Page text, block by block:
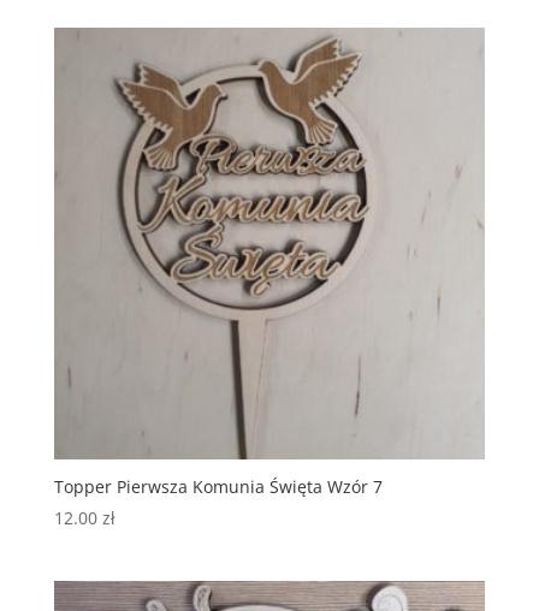
Topper Pierwsza Komunia Święta Wzór 7
12.00 zł